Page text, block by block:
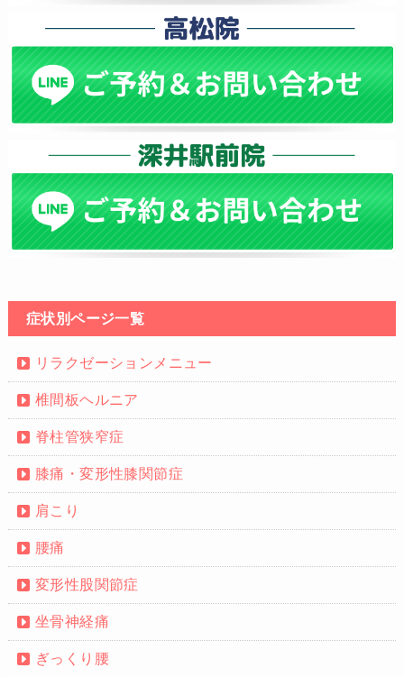
症状別ページ一覧
リラクゼーションメニュー
椎間板ヘルニア
脊柱管狭窄症
膝痛・変形性膝関節症
肩こり
腰痛
変形性股関節症
坐骨神経痛
ぎっくり腰